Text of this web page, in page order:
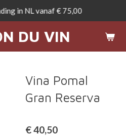
DU VIN
in NL vanaf € 75,00
Vina Pomal
Gran Reserva
€ 40,50